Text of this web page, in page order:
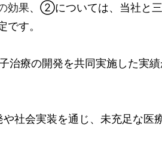
効果、②については、当社と
です。
治療の開発を共同実施した実
社会実装を通じ、未充足な医